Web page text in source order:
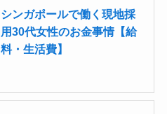
シンガポールで働く現地採
用30代女性のお金事情【給
料・生活費】